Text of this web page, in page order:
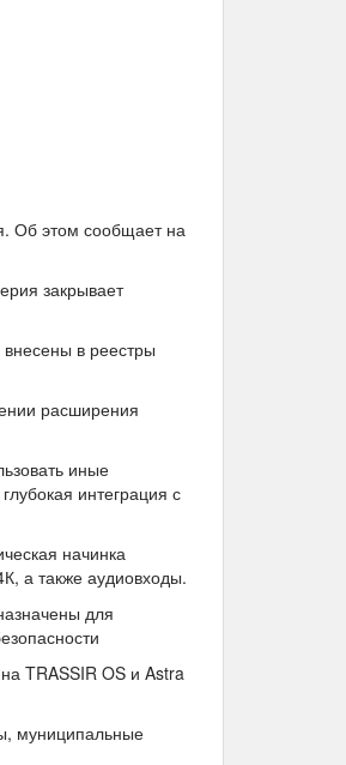
Об этом сообщает на
закрывает
в реестры
расширения
иные
интеграция с
начинка
а также аудиовходы.
для
TRASSIR OS и Astra
муниципальные